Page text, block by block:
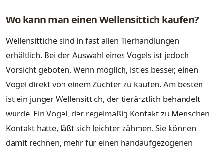
Wo kann man einen Wellensittich kaufen?
Wellensittiche sind in fast allen Tierhandlungen
erhältlich. Bei der Auswahl eines Vogels ist jedoch
Vorsicht geboten. Wenn möglich, ist es besser, einen
Vogel direkt von einem Züchter zu kaufen. Am besten
ist ein junger Wellensittich, der tierärztlich behandelt
wurde. Ein Vogel, der regelmäßig Kontakt zu Menschen
Kontakt hatte, läßt sich leichter zähmen. Sie können
damit rechnen, mehr für einen handaufgezogenen